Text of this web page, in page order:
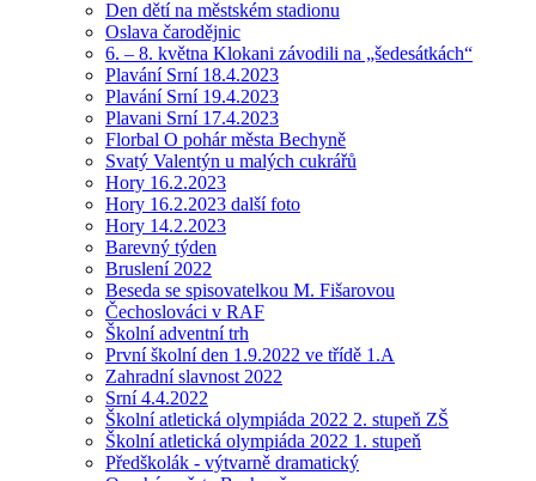
Den dětí na městském stadionu
Oslava čarodějnic
6. – 8. května Klokani závodili na „šedesátkách“
Plavání Srní 18.4.2023
Plavání Srní 19.4.2023
Plavani Srní 17.4.2023
Florbal O pohár města Bechyně
Svatý Valentýn u malých cukrářů
Hory 16.2.2023
Hory 16.2.2023 další foto
Hory 14.2.2023
Barevný týden
Bruslení 2022
Beseda se spisovatelkou M. Fišarovou
Čechoslováci v RAF
Školní adventní trh
První školní den 1.9.2022 ve třídě 1.A
Zahradní slavnost 2022
Srní 4.4.2022
Školní atletická olympiáda 2022 2. stupeň ZŠ
Školní atletická olympiáda 2022 1. stupeň
Předškolák - výtvarně dramatický